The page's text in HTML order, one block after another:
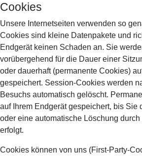
Cookies
Unsere Internetseiten verwenden so
Cookies sind kleine Datenpakete und
Endgerät keinen Schaden an. Sie
vorübergehend für die Dauer einer
oder dauerhaft (permanente Cookies)
gespeichert. Session-Cookies werden
Besuchs automatisch gelöscht.
auf Ihrem Endgerät gespeichert, bis Sie
oder eine automatische Löschung
erfolgt.
Cookies können von uns (First-Party-